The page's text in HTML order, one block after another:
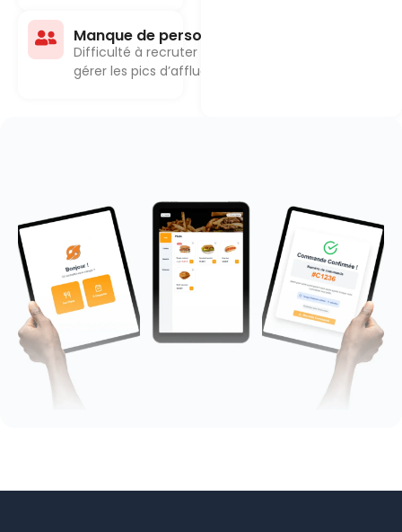
Manque de personnel
Difficulté à recruter et à
gérer les pics d’affluence.